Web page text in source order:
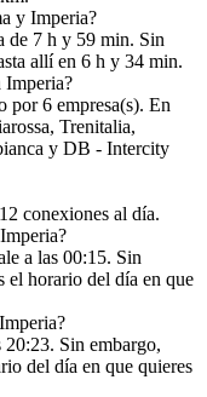
y Imperia?
de 7 h y 59 min. Sin
allí en 6 h y 34 min.
Imperia?
por 6 empresa(s). En
Trenitalia,
y DB - Intercity
conexiones al día.
a las 00:15. Sin
el horario del día en que
Sin embargo,
del día en que quieres